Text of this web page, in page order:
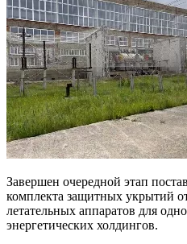
Завершен очередной этап
комплекта защитных укрытий
летательных аппаратов для
энергетических холдингов.